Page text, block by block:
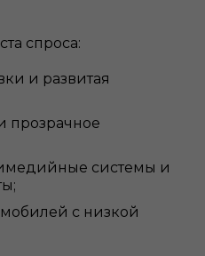
спроса:
и развитая
прозрачное
системы и
с низкой